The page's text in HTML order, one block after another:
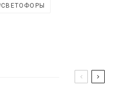
СВЕТОФОРЫ